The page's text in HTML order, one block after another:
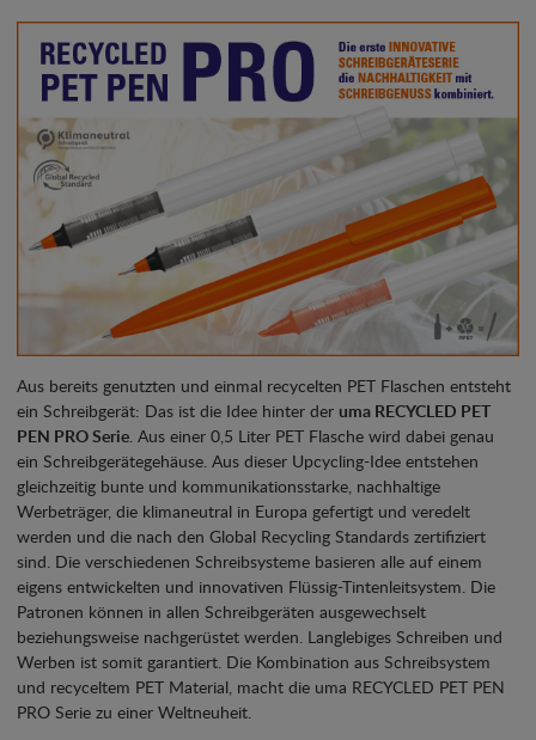
Aus bereits genutzten und einmal recycelten PET Flaschen entsteht
ein Schreibgerät: Das ist die Idee hinter der uma RECYCLED PET
PEN PRO Serie . Aus einer 0,5 Liter PET Flasche wird dabei genau
ein Schreibgerätegehäuse. Aus dieser Upcycling-Idee entstehen
gleichzeitig bunte und kommunikationsstarke, nachhaltige
Werbeträger, die klimaneutral in Europa gefertigt und veredelt
werden und die nach den Global Recycling Standards zertifiziert
sind. Die verschiedenen Schreibsysteme basieren alle auf einem
eigens entwickelten und innovativen Flüssig-Tintenleitsystem. Die
Patronen können in allen Schreibgeräten ausgewechselt
beziehungsweise nachgerüstet werden. Langlebiges Schreiben und
Werben ist somit garantiert. Die Kombination aus Schreibsystem
und recyceltem PET Material, macht die uma RECYCLED PET PEN
PRO Serie zu einer Weltneuheit.